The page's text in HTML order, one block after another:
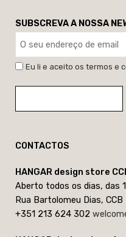
SUBSCREVA A NOSSA
Eu li e aceito os termos e
CONTACTOS
HANGAR design store
Aberto todos os dias, das
Rua Bartolomeu Dias,
+351 213 624 302